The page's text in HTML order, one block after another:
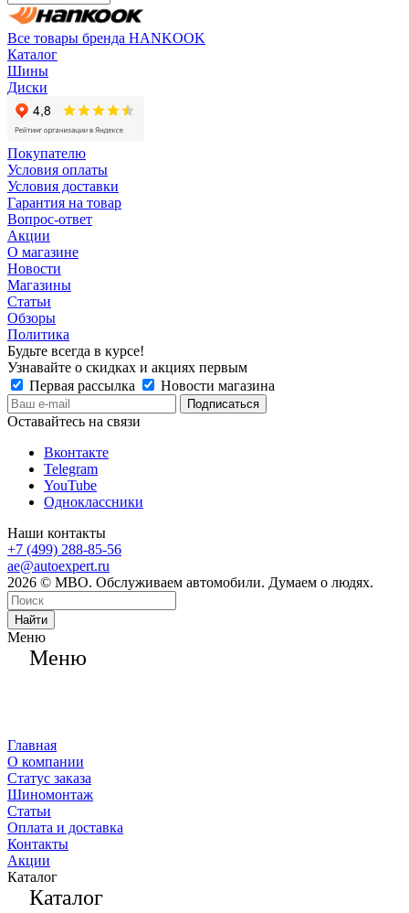
Все товары бренда HANKOOK
Каталог
Шины
Диски
Покупателю
Условия оплаты
Условия доставки
Гарантия на товар
Вопрос-ответ
Акции
О магазине
Новости
Магазины
Статьи
Обзоры
Политика
Будьте всегда в курсе!
Узнавайте о скидках и акциях первым
Первая рассылка
Новости магазина
Оставайтесь на связи
Вконтакте
Telegram
YouTube
Одноклассники
Наши контакты
+7 (499) 288-85-56
ae@autoexpert.ru
2026 © МВО. Обслуживаем автомобили. Думаем о людях.
Найти
Меню
Меню
Главная
О компании
Статус заказа
Шиномонтаж
Статьи
Оплата и доставка
Контакты
Акции
Каталог
Каталог